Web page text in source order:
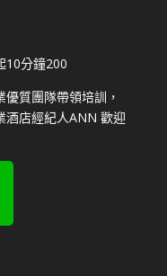
10分鐘200
質團隊帶領培訓，
酒店經紀人ANN 歡迎